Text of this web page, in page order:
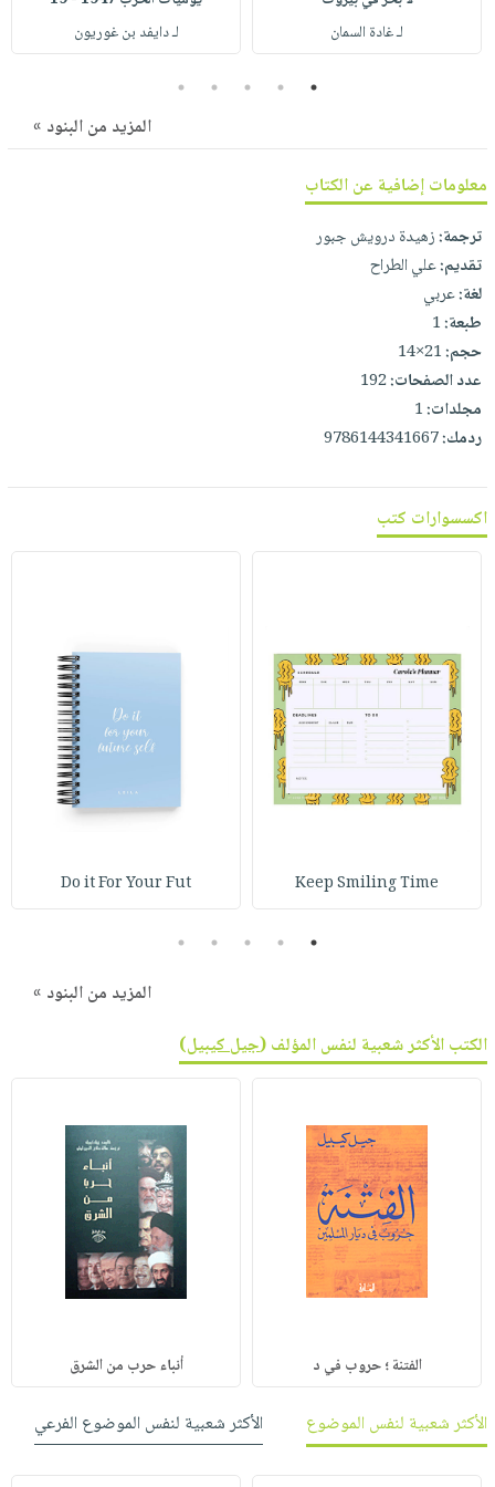
صابون
فيديوهات
أسئلة
خدمات
نيل
وفرات
انشر
كتابك
تواصل
معنا
التسوق
الإصدارات
لـ غادة السمان
لـ دايفد بن غوريون
1
2
3
4
5
المزيد من البنود »
معلومات إضافية عن الكتاب
ترجمة:زهيدة درويش جبور
تقديم:علي الطراح
لغة:عربي
طبعة:1
حجم:21×14
عدد الصفحات:192
مجلدات:1
ردمك:9786144341667
اكسسوارات كتب
Keep Smiling Time
Do it For Your Fut
1
2
3
4
5
المزيد من البنود »
الكتب الأكثر شعبية لنفس المؤلف (جيل كيبيل)
الفتنة ؛ حروب في د أنباء حرب من الشرق
الأكثر شعبية لنفس الموضوع الأكثر شعبية لنفس الموضوع الفرعي